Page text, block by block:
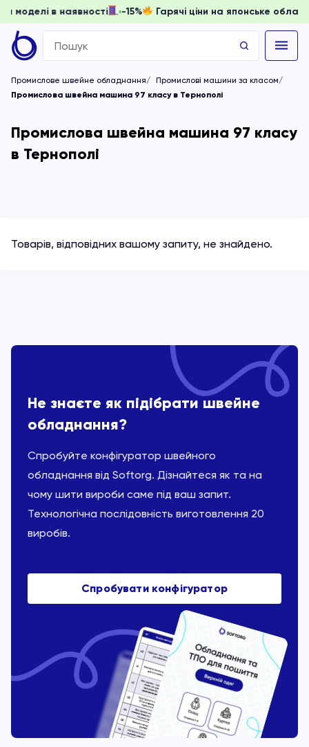
моделі в наявності -15% Гарячі ціни на японське
Search
for:
Промислове швейне обладнання
Промислові машини за класом
Промислова швейна машина 97 класу в Тернополі
Промислова швейна машина 97 класу
в Тернополі
Товарів, відповідних вашому запиту, не знайдено.
Не знаєте як підібрати швейне
обладнання?
Спробуйте конфігуратор швейного
обладнання від Softorg. Дізнайтеся як та на
чому шити вироби саме під ваш запит.
Технологічна послідовність виготовлення 20
виробів.
Спробувати конфігуратор